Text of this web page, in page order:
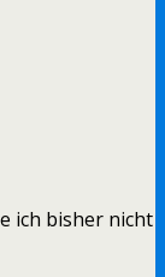
ich bisher nicht